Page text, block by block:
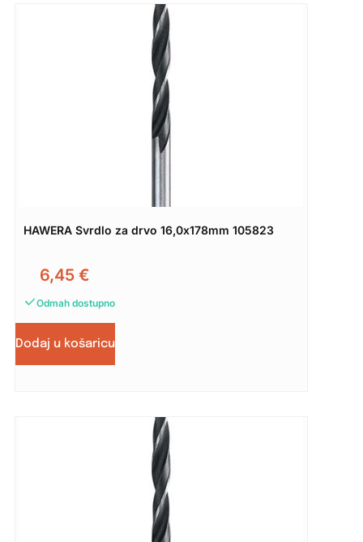
HAWERA Svrdlo za drvo 16,0x178mm 105823
6,45 €
Odmah dostupno
Dodaj u košaricu